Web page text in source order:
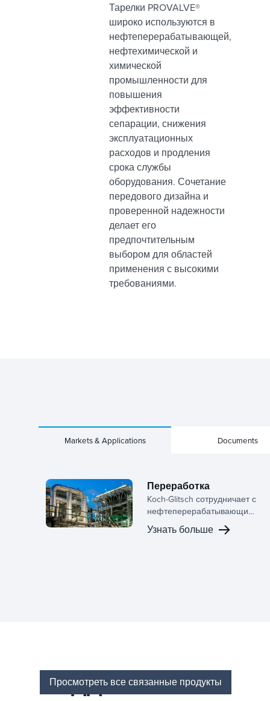
Тарелки PROVALVE®
широко используются в
нефтеперерабатывающей,
нефтехимической и
химической
промышленности для
повышения
эффективности
сепарации, снижения
эксплуатационных
расходов и продления
срока службы
оборудования. Сочетание
передового дизайна и
проверенной надежности
делает его
предпочтительным
выбором для областей
применения с высокими
требованиями.
Markets & Applications Documents
Переработка
Koch-Glitsch сотрудничает с
нефтеперерабатывающими
компаниями на протяжении
всего жизненного цикла —
фазового разделения
разработаны для реальных
условий
Узнать больше
ПОДДОН
Просмотреть все связанные продукты